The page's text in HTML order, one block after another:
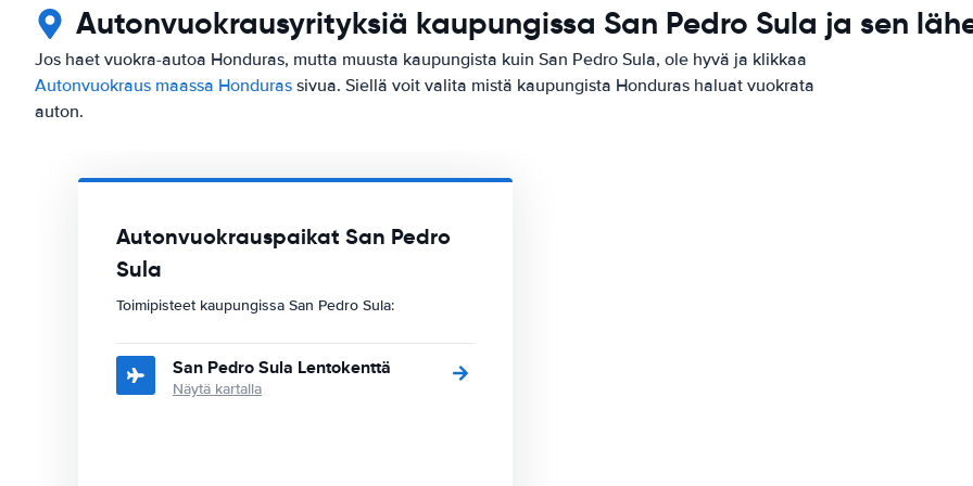
Autonvuokrausyrityksiä kaupungissa San Pedro Sula ja sen
Jos haet vuokra-autoa Honduras, mutta muusta kaupungista kuin San Pedro Sula, ole hyvä ja klikkaa
Autonvuokraus maassa Honduras sivua. Siellä voit valita mistä kaupungista Honduras haluat vuokrata
auton.
Autonvuokrauspaikat San Pedro
Sula
Toimipisteet kaupungissa San Pedro Sula:
San Pedro Sula Lentokenttä
Näytä kartalla